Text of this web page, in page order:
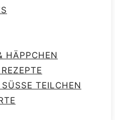
HÄPPCHEN
TEILCHEN